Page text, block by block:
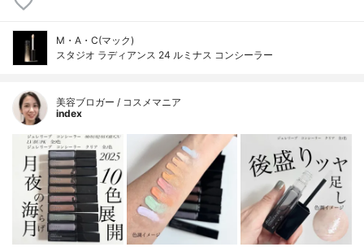
M・A・C(マック)
スタジオ ラディアンス 24 ルミナス コンシーラー
美容ブロガー / コスメマニア
index